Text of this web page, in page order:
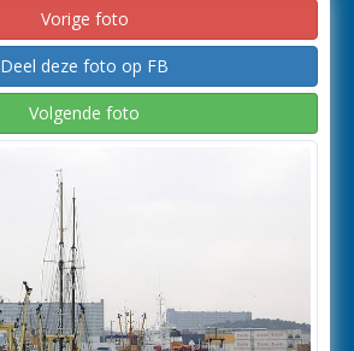
Vorige foto
Deel deze foto op FB
Volgende foto